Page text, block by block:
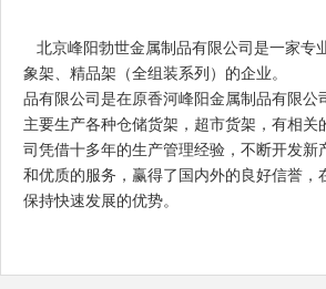
北京峰阳勃世金属制品有限公司是一家专
象架、精品架（全组装系列）的企业。
品有限公司是在原香河峰阳金属制品有限公
主要生产各种仓储货架，超市货架，有相关
司凭借十多年的生产管理经验，不断开发新
和优质的服务，赢得了国内外的良好信誉，
保持快速发展的优势。